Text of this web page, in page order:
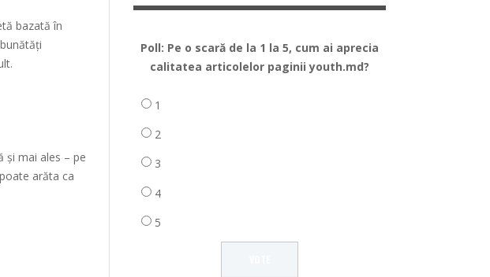
bazată în
și mai ales – pe
arăta ca
Poll: Pe o scară de la 1 la 5, cum ai aprecia
calitatea articolelor paginii youth.md?
1
2
3
4
5